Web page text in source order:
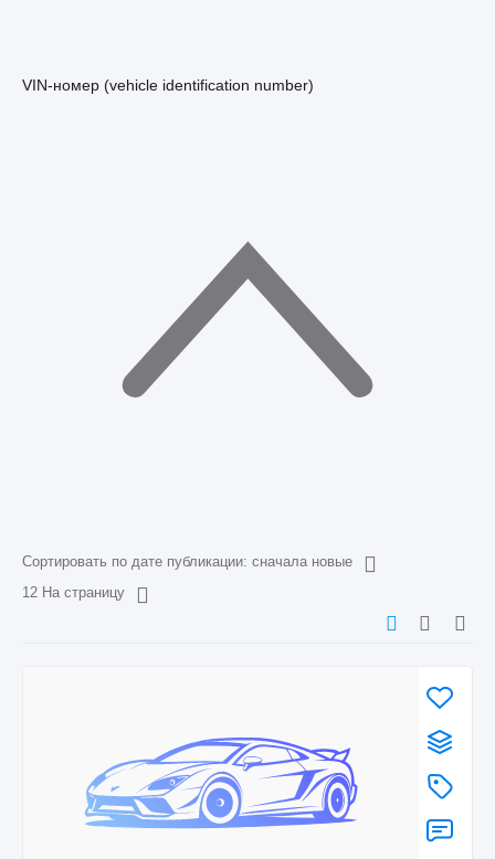
VIN-номер (vehicle identification number)
Сортировать по дате публикации: сначала новые
12 На страницу